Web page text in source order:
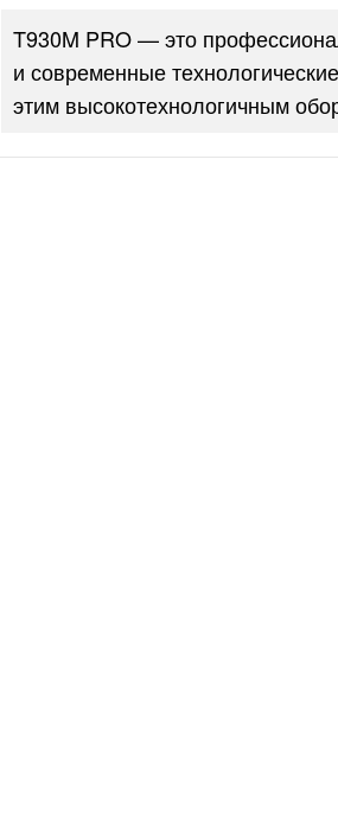
T930M PRO — это
и современные
этим высокотехнологичным